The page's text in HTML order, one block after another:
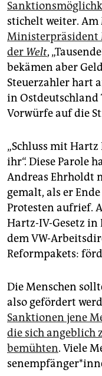
stichelt weiter.
Ministerpräsident
der Welt,
bekämen aber
Steuerzahler hart
in Ostdeutschland
Vorwürfe auf die
„Schluss mit
ihr“. Diese Parole
Andreas Ehrholdt
gemalt, als er
Protesten aufrief.
Hartz-IV-Gesetz
dem VW-
Reformpakets:
Die Menschen
also gefördert
Sanktionen jene
die sich angeblich
bemühten. Viele